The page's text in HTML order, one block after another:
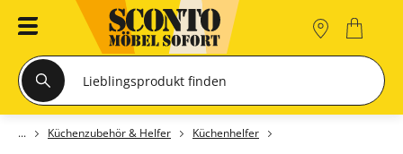
Küchenzubehör & Helfer Küchenhelfer